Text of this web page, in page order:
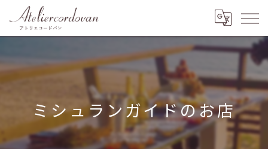
ミシュランガイドのお店